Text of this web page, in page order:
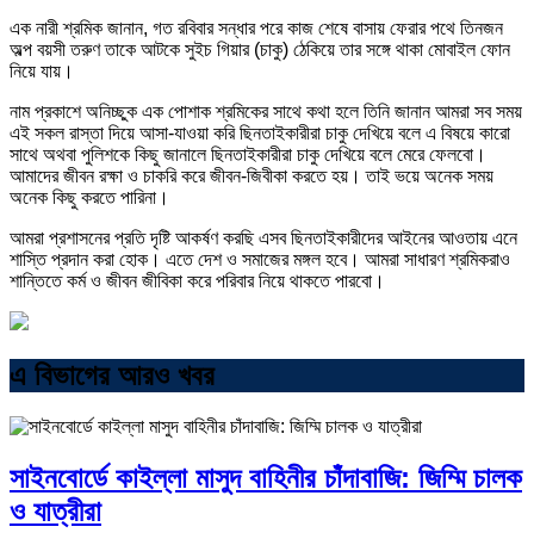
এক নারী শ্রমিক জানান, গত রবিবার সন্ধার পরে কাজ শেষে বাসায় ফেরার পথে তিনজন
অল্প বয়সী তরুণ তাকে আটকে সুইচ গিয়ার (চাকু) ঠেকিয়ে তার সঙ্গে থাকা মোবাইল ফোন
নিয়ে যায়।
নাম প্রকাশে অনিচ্ছুক এক পোশাক শ্রমিকের সাথে কথা হলে তিনি জানান আমরা সব সময়
এই সকল রাস্তা দিয়ে আসা-যাওয়া করি ছিনতাইকারীরা চাকু দেখিয়ে বলে এ বিষয়ে কারো
সাথে অথবা পুলিশকে কিছু জানালে ছিনতাইকারীরা চাকু দেখিয়ে বলে মেরে ফেলবো।
আমাদের জীবন রক্ষা ও চাকরি করে জীবন-জিবীকা করতে হয়। তাই ভয়ে অনেক সময়
অনেক কিছু করতে পারিনা।
আমরা প্রশাসনের প্রতি দৃষ্টি আকর্ষণ করছি এসব ছিনতাইকারীদের আইনের আওতায় এনে
শাস্তি প্রদান করা হোক। এতে দেশ ও সমাজের মঙ্গল হবে। আমরা সাধারণ শ্রমিকরাও
শান্তিতে কর্ম ও জীবন জীবিকা করে পরিবার নিয়ে থাকতে পারবো।
এ বিভাগের আরও খবর
সাইনবোর্ডে কাইল্লা মাসুদ বাহিনীর চাঁদাবাজি: জিম্মি চালক
ও যাত্রীরা